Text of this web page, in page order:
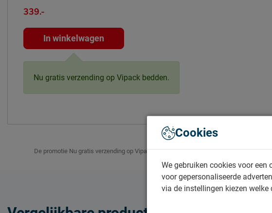
339.-
In winkelwagen
Nu gratis verzending op Vipack bedden.
De promotie Nu gratis verzending op Vipack bedden. voor het artikel Stapelbed Oscar
Cookies
We gebruiken cookies voor
voor gepersonaliseerde
via de instellingen kiezen welke